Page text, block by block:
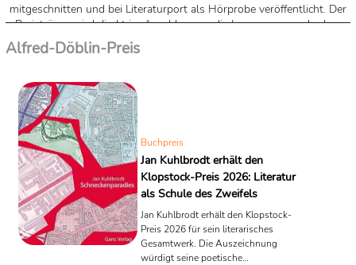
mitgeschnitten und bei Literaturport als Hörprobe veröffentlicht. Der
Preisträger wird direkt im Anschluss an die Lesungen von der Jury
bestimmt; die Preisverleihung findet traditionell am nächsten Tag in
der Akademie der Künste statt.
Alfred-Döblin-Preis
Buchpreis
Jan Kuhlbrodt erhält den
Klopstock-Preis 2026: Literatur
als Schule des Zweifels
Jan Kuhlbrodt erhält den Klopstock-
Preis 2026 für sein literarisches
Gesamtwerk. Die Auszeichnung
würdigt seine poetische